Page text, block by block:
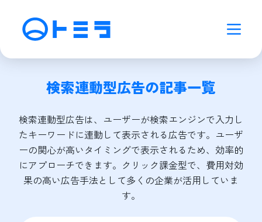
検索連動型広告の記事一覧
検索連動型広告は、ユーザーが検索エンジンで入力し
たキーワードに連動して表示される広告です。ユーザ
ーの関心が高いタイミングで表示されるため、効率的
にアプローチできます。クリック課金型で、費用対効
果の高い広告手法として多くの企業が活用していま
す。